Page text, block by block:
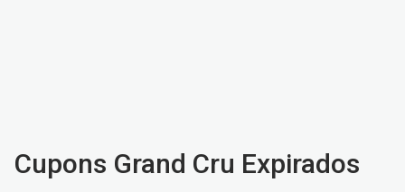
Cupons Grand Cru Expirados